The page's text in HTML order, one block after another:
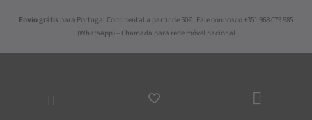
Envio grátis para Portugal Continental a partir de 50€ | Fale connosco +351 968 079 985
(WhatsApp) – Chamada para rede móvel nacional
AO